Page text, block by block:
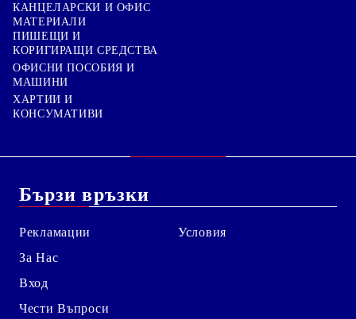
КАНЦЕЛАРСКИ И ОФИС
МАТЕРИАЛИ
ПИШЕЩИ И
КОРИГИРАЩИ СРЕДСТВА
ОФИСНИ ПОСОБИЯ И
МАШИНИ
ХАРТИИ И
КОНСУМАТИВИ
Бързи връзки
Рекламации
За Нас
Вход
Чести Въпроси
Условия